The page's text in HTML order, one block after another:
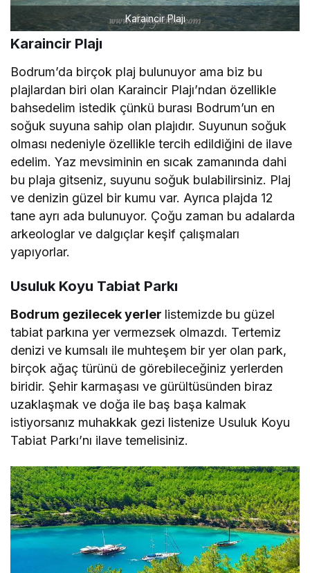
Karaincir Plajı
Karaincir Plajı
Bodrum’da birçok plaj bulunuyor ama biz bu
plajlardan biri olan Karaincir Plajı’ndan özellikle
bahsedelim istedik çünkü burası Bodrum’un en
soğuk suyuna sahip olan plajıdır. Suyunun soğuk
olması nedeniyle özellikle tercih edildiğini de ilave
edelim. Yaz mevsiminin en sıcak zamanında dahi
bu plaja gitseniz, suyunu soğuk bulabilirsiniz. Plaj
ve denizin güzel bir kumu var. Ayrıca plajda 12
tane ayrı ada bulunuyor. Çoğu zaman bu adalarda
arkeologlar ve dalgıçlar keşif çalışmaları
yapıyorlar.
Usuluk Koyu Tabiat Parkı
Bodrum gezilecek yerler listemizde bu güzel
tabiat parkına yer vermezsek olmazdı. Tertemiz
denizi ve kumsalı ile muhteşem bir yer olan park,
birçok ağaç türünü de görebileceğiniz yerlerden
biridir. Şehir karmaşası ve gürültüsünden biraz
uzaklaşmak ve doğa ile baş başa kalmak
istiyorsanız muhakkak gezi listenize Usuluk Koyu
Tabiat Parkı’nı ilave temelisiniz.